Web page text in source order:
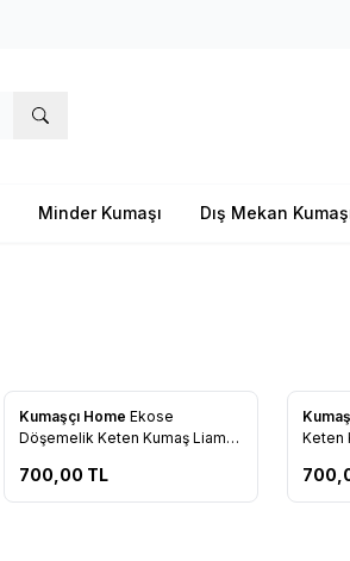
Minder Kumaşı Dış Mekan
Yeni
Favorilere Ekle
Kumaşçı Home Ekose
Döşemelik Keten Kumaş Liam
700,00 TL
Yeni
Keten